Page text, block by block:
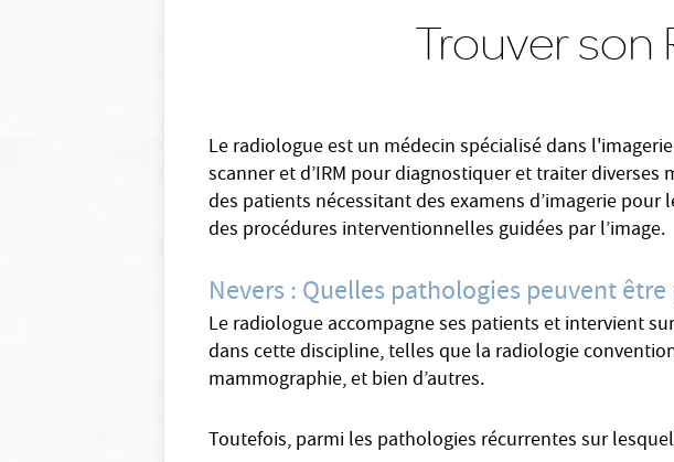
Trouver son
Le radiologue est un médecin spécialisé dans
scanner et d’IRM pour diagnostiquer et traiter
des patients nécessitant des examens d’imagerie
des procédures interventionnelles guidées par l’image.
Nevers : Quelles pathologies peuvent
Le radiologue accompagne ses patients et intervient
dans cette discipline, telles que la radiologie
mammographie, et bien d’autres.
Toutefois, parmi les pathologies récurrentes sur